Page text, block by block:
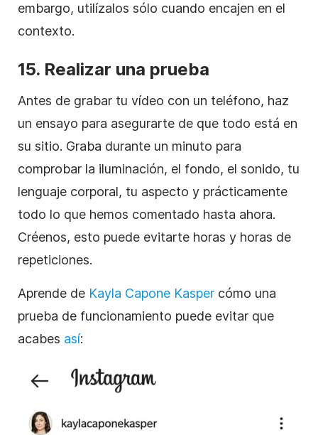
embargo, utilízalos sólo cuando encajen en el
contexto.
15. Realizar una prueba
Antes de grabar tu vídeo con un teléfono, haz
un ensayo para asegurarte de que todo está en
su sitio. Graba durante un minuto para
comprobar la iluminación, el fondo, el sonido, tu
lenguaje corporal, tu aspecto y prácticamente
todo lo que hemos comentado hasta ahora.
Créenos, esto puede evitarte horas y horas de
repeticiones.
Aprende de Kayla Capone Kasper cómo una
prueba de funcionamiento puede evitar que
acabes así: